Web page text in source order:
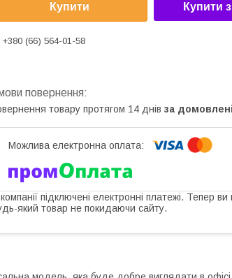
Купити Купити з
+380 (66) 564-01-58
товару протягом 14 днів за
підключені електронні платежі. Тепер
який товар не покидаючи сайту.